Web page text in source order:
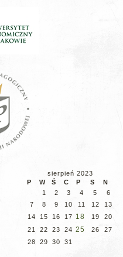
sierpień 2023
P
W Ś C P S
N
1
2 3 4 5
6
7
8 9 10 11 12
13
14
15 16 17 18 19
20
21
22 23 24 25 26
27
28
29 30 31